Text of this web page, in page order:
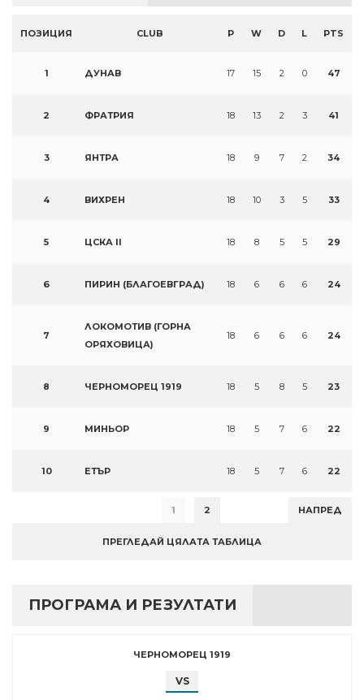
ПОЗИЦИЯ CLUB P W D L PTS
1 ДУНАВ 17 15 2 0 47
2 ФРАТРИЯ 18 13 2 3 41
3 ЯНТРА 18 9 7 2 34
4 ВИХРЕН 18 10 3 5 33
5 ЦСКА II 18 8 5 5 29
6 ПИРИН (БЛАГОЕВГРАД) 18 6 6 6 24
7
ЛОКОМОТИВ (ГОРНА
ОРЯХОВИЦА)
18 6 6 6 24
8 ЧЕРНОМОРЕЦ 1919 18 5 8 5 23
9 МИНЬОР 18 5 7 6 22
10 ЕТЪР 18 5 7 6 22
1 2 НАПРЕД
ПРЕГЛЕДАЙ ЦЯЛАТА ТАБЛИЦА
ПРОГРАМА И РЕЗУЛТАТИ
ЧЕРНОМОРЕЦ 1919
VS